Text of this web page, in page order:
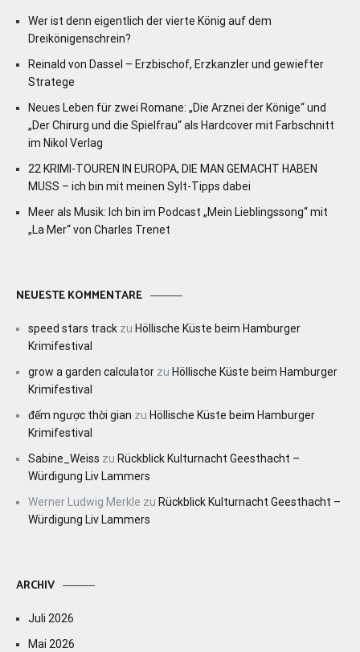
Wer ist denn eigentlich der vierte König auf dem
Dreikönigenschrein?
Reinald von Dassel – Erzbischof, Erzkanzler und gewiefter
Stratege
Neues Leben für zwei Romane: „Die Arznei der Könige“ und
„Der Chirurg und die Spielfrau“ als Hardcover mit Farbschnitt
im Nikol Verlag
22 KRIMI-TOUREN IN EUROPA, DIE MAN GEMACHT HABEN
MUSS – ich bin mit meinen Sylt-Tipps dabei
Meer als Musik: Ich bin im Podcast „Mein Lieblingssong“ mit
„La Mer“ von Charles Trenet
NEUESTE KOMMENTARE
speed stars track zu Höllische Küste beim Hamburger
Krimifestival
grow a garden calculator zu Höllische Küste beim Hamburger
Krimifestival
đếm ngược thời gian zu Höllische Küste beim Hamburger
Krimifestival
Sabine_Weiss zu Rückblick Kulturnacht Geesthacht –
Würdigung Liv Lammers
Werner Ludwig Merkle zu Rückblick Kulturnacht Geesthacht –
Würdigung Liv Lammers
ARCHIV
Juli 2026
Mai 2026